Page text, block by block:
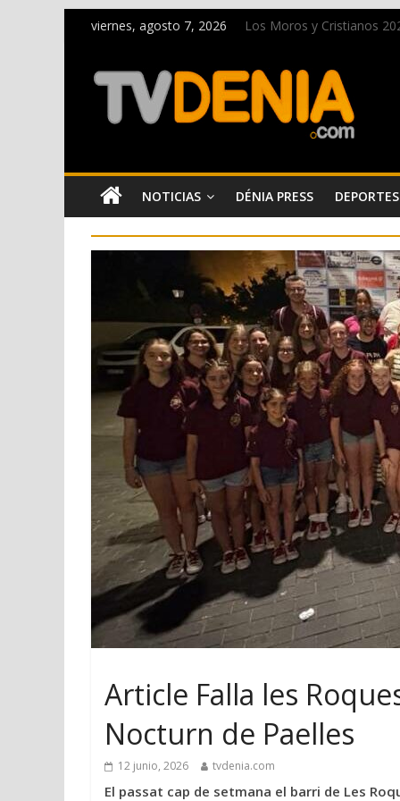
viernes, agosto 7, 2026
Los Moros y Cristianos
Paco Adsuar dona al
La Entraeta Festera llena
El XII Festival de Jazz de
NOTICIAS DÉNIA PRESS DEPORTES
Article Falla les
Nocturn de Paelles
12 junio, 2026 tvdenia.com
El passat cap de setmana el barri de Les